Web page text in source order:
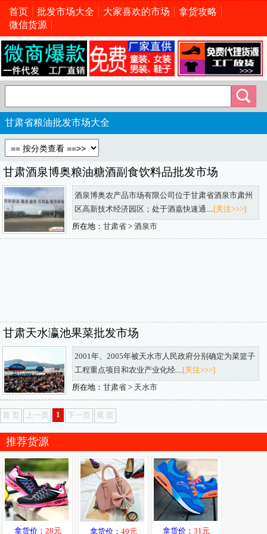
首页 批发市场大全 大家喜欢的市场
拿货攻略
微信货源
甘肃省粮油批发市场大全
甘肃酒泉博奥粮油糖酒副食饮料品批发市场
酒泉博奥农产品市场有限公司位于甘肃省酒泉市肃州
区高新技术经济园区；处于酒嘉快速通.... [关注>>>]
所在地： 甘肃省> 酒泉市
甘肃天水瀛池果菜批发市场
2001年、2005年被天水市人民政府分别确定为菜篮子
工程重点项目和农业产业化经....[关注>>>]
所在地： 甘肃省> 天水市
首 页 上一页 1 下一页 尾 页
推荐货源
拿货价： 28元 拿货价： 49元 拿货价：31元